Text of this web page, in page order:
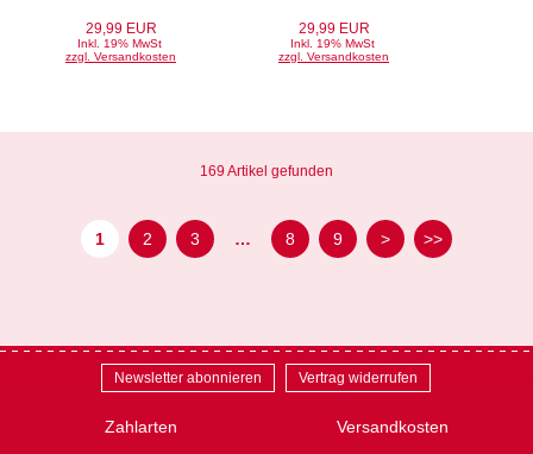
29,99 EUR
Inkl. 19% MwSt
zzgl. Versandkosten
29,99 EUR
Inkl. 19% MwSt
zzgl. Versandkosten
169 Artikel gefunden
1 2 3 … 8 9 > >>
Newsletter abonnieren Vertrag widerrufen
Zahlarten Versandkosten